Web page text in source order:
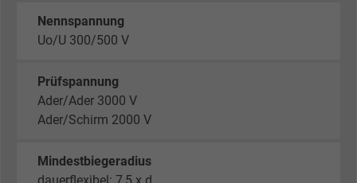
Nennspannung
Uo/U 300/500 V
Prüfspannung
Ader/Ader 3000 V
Ader/Schirm 2000 V
Mindestbiegeradius